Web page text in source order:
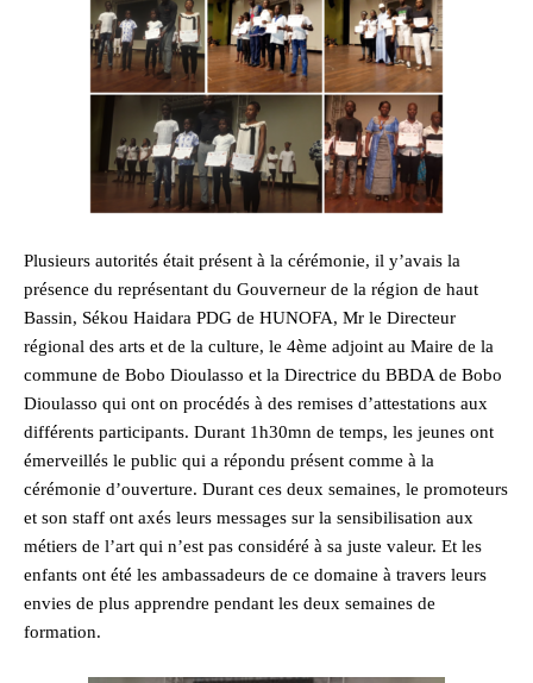
Plusieurs autorités était présent à la cérémonie, il y’avais la
présence du représentant du Gouverneur de la région de haut
Bassin, Sékou Haidara PDG de HUNOFA, Mr le Directeur
régional des arts et de la culture, le 4ème adjoint au Maire de la
commune de Bobo Dioulasso et la Directrice du BBDA de Bobo
Dioulasso qui ont on procédés à des remises d’attestations aux
différents participants. Durant 1h30mn de temps, les jeunes ont
émerveillés le public qui a répondu présent comme à la
cérémonie d’ouverture. Durant ces deux semaines, le promoteurs
et son staff ont axés leurs messages sur la sensibilisation aux
métiers de l’art qui n’est pas considéré à sa juste valeur. Et les
enfants ont été les ambassadeurs de ce domaine à travers leurs
envies de plus apprendre pendant les deux semaines de
formation.